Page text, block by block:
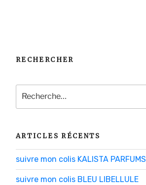
RECHERCHER
Recherche
pour
:
ARTICLES RÉCENTS
suivre mon colis KALISTA PARFUMS
suivre mon colis BLEU LIBELLULE